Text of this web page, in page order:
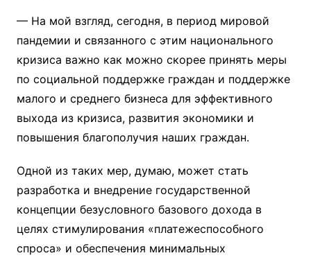
— На мой взгляд, сегодня, в период мировой
пандемии и связанного с этим национального
кризиса важно как можно скорее принять меры
по социальной поддержке граждан и поддержке
малого и среднего бизнеса для эффективного
выхода из кризиса, развития экономики и
повышения благополучия наших граждан.
Одной из таких мер, думаю, может стать
разработка и внедрение государственной
концепции безусловного базового дохода в
целях стимулирования «платежеспособного
спроса» и обеспечения минимальных